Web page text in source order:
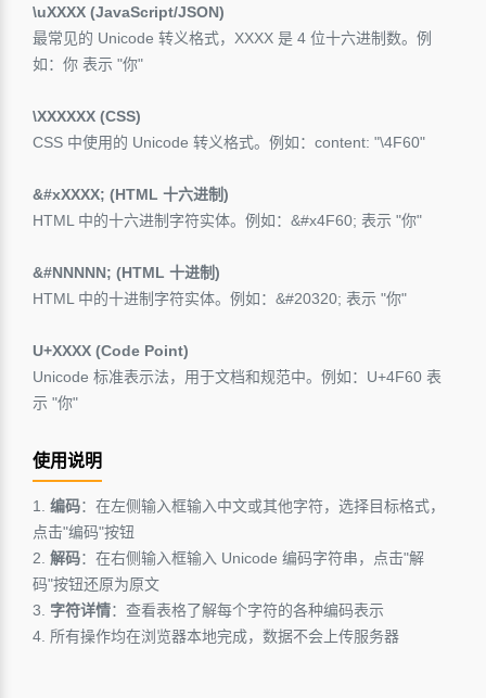
\uXXXX (JavaScript/JSON)
最常见的 Unicode 转义格式，XXXX 是 4 位十六进制数。例
如：你 表示 "你"
\XXXXXX (CSS)
CSS 中使用的 Unicode 转义格式。例如：content: "\4F60"
&#xXXXX; (HTML 十六进制)
HTML 中的十六进制字符实体。例如：&#x4F60; 表示 "你"
&#NNNNN; (HTML 十进制)
HTML 中的十进制字符实体。例如：&#20320; 表示 "你"
U+XXXX (Code Point)
Unicode 标准表示法，用于文档和规范中。例如：U+4F60 表
示 "你"
使用说明
1. 编码：在左侧输入框输入中文或其他字符，选择目标格式，
点击"编码"按钮
2. 解码：在右侧输入框输入 Unicode 编码字符串，点击"解
码"按钮还原为原文
3. 字符详情：查看表格了解每个字符的各种编码表示
4. 所有操作均在浏览器本地完成，数据不会上传服务器